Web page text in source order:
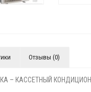
Отзывы (0)
– КАССЕТНЫЙ КОНДИЦИОНЕР